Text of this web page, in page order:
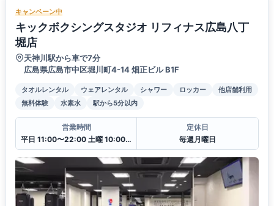
キャンペーン中
キックボクシングスタジオ リフィナス広島八丁
堀店
天神川駅から車で7分
広島県広島市中区堀川町4-14 畑正ビル B1F
タオルレンタル ウェアレンタル シャワー ロッカー
他店舗利用
無料体験
水素水 駅から5分以内
営業時間
平日 11:00〜22:00 土曜 10:00〜20:00 日・祝 10:00〜18:00
定休日
毎週月曜日